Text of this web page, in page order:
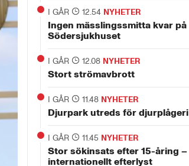
I GÅR 12.54 NYHETER
Ingen mässlingssmitta kvar på
Södersjukhuset
I GÅR 12.08 NYHETER
Stort strömavbrott
I GÅR 11.48 NYHETER
Djurpark utreds för djurplågeri
I GÅR 11.45 NYHETER
Stor sökinsats efter 15-åring –
internationellt efterlyst